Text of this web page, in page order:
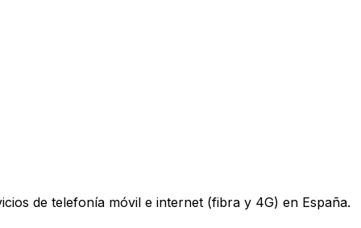
de telefonía móvil e internet (fibra y 4G) en España.